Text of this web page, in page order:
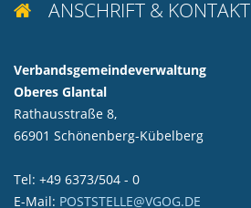
 ANSCHRIFT & KONTAKT
Verbandsgemeindeverwaltung
Oberes Glantal
Rathausstraße 8,
66901 Schönenberg-Kübelberg
Tel: +49 6373/504 - 0
E-Mail: POSTSTELLE@VGOG.DE